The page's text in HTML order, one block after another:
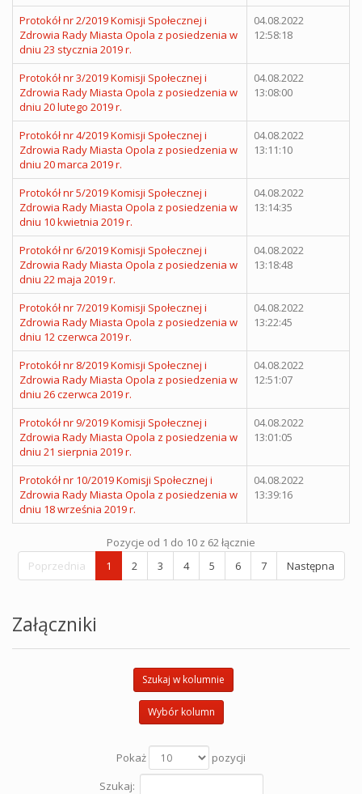
Protokół nr 2/2019 Komisji Społecznej i
Zdrowia Rady Miasta Opola z posiedzenia w
dniu 23 stycznia 2019 r.
04.08.2022
12:58:18
Protokół nr 3/2019 Komisji Społecznej i
Zdrowia Rady Miasta Opola z posiedzenia w
dniu 20 lutego 2019 r.
04.08.2022
13:08:00
Protokół nr 4/2019 Komisji Społecznej i
Zdrowia Rady Miasta Opola z posiedzenia w
dniu 20 marca 2019 r.
04.08.2022
13:11:10
Protokół nr 5/2019 Komisji Społecznej i
Zdrowia Rady Miasta Opola z posiedzenia w
dniu 10 kwietnia 2019 r.
04.08.2022
13:14:35
Protokół nr 6/2019 Komisji Społecznej i
Zdrowia Rady Miasta Opola z posiedzenia w
dniu 22 maja 2019 r.
04.08.2022
13:18:48
Protokół nr 7/2019 Komisji Społecznej i
Zdrowia Rady Miasta Opola z posiedzenia w
dniu 12 czerwca 2019 r.
04.08.2022
13:22:45
Protokół nr 8/2019 Komisji Społecznej i
Zdrowia Rady Miasta Opola z posiedzenia w
dniu 26 czerwca 2019 r.
04.08.2022
12:51:07
Protokół nr 9/2019 Komisji Społecznej i
Zdrowia Rady Miasta Opola z posiedzenia w
dniu 21 sierpnia 2019 r.
04.08.2022
13:01:05
Protokół nr 10/2019 Komisji Społecznej i
Zdrowia Rady Miasta Opola z posiedzenia w
dniu 18 września 2019 r.
04.08.2022
13:39:16
Pozycje od 1 do 10 z 62 łącznie
Poprzednia
1 2 3 4 5 6 7 Następna
Załączniki
Szukaj w kolumnie
Wybór kolumn
Pokaż
pozycji
Szukaj: